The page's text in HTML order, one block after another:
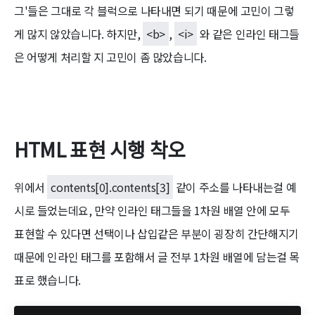
그'들은 그대로 각 블럭으로 나타내면 되기 때문에 고민이 그렇
게 많지 않았습니다. 하지만, <b> , <i> 와 같은 인라인 태그들
은 어떻게 처리할 지 고민이 좀 많았습니다.
HTML 표현 시행 착오
위에서 contents[0].contents[3] 같이 주소를 나타내는걸 예
시로 들었는데요, 만약 인라인 태그들을 1차원 배열 안에 모두
표현할 수 있다면 선택이나 삽입같은 부분이 굉장히 간단해지기
때문에 인라인 태그를 포함해서 글 전부 1차원 배열에 담는걸 목
표로 했습니다.